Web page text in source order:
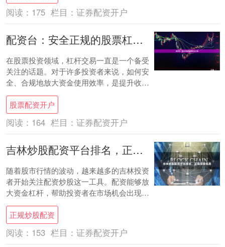
阅读： 175 栏目： 证券配资开户
配资台：安全正规的股票杠杆工具
在股票投资领域，杠杆交易一直是一个备受
关注的话题。对于许多投资者来说，如何安
全、合规地放大资金使用效率，是提升收益
的关键。配资台作为一款专业的股票杠杆工
具，正逐....
股票配资开户
阅读： 164 栏目： 证券配资开户
吉林炒股配资平台排名，正规安全低息
随着股市行情的波动，越来越多的吉林投资
者开始关注配资炒股这一工具。配资能够放
大资金杠杆，帮助投资者在市场机会出现时
获取更高收益。然而，面对市场上众多的配
资平台，....
正规炒股配资
阅读： 153 栏目： 证券配资开户